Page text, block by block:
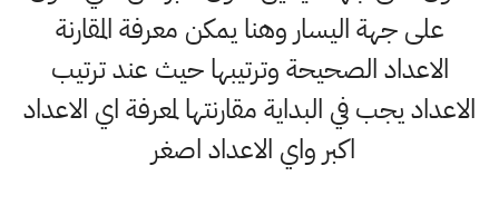
على جهة اليسار وهنا يمكن معرفة المقارنة
الاعداد الصحيحة وترتيبها حيث عند ترتيب
الاعداد يجب في البداية مقارنتها لمعرفة اي الاعداد
اكبر واي الاعداد اصغر